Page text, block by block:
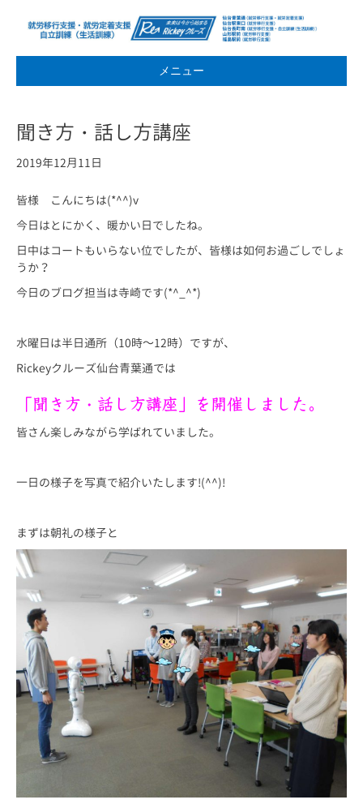
メニュー
聞き方・話し方講座
2019年12月11日
皆様 こんにちは(*^^)v
今日はとにかく、暖かい日でしたね。
日中はコートもいらない位でしたが、皆様は如何お過ごしでしょ
うか？
今日のブログ担当は寺崎です(*^_^*)
水曜日は半日通所（10時～12時）ですが、
Rickeyクルーズ仙台青葉通では
「聞き方・話し方講座」を開催しました。
皆さん楽しみながら学ばれていました。
一日の様子を写真で紹介いたします!(^^)!
まずは朝礼の様子と